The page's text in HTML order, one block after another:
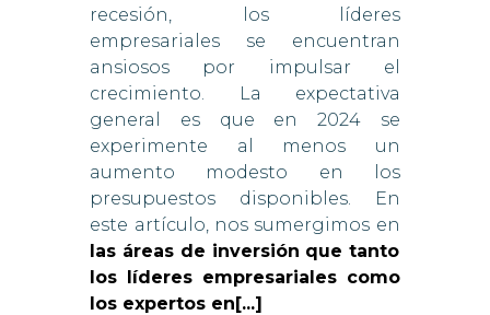
recesión, los líderes
empresariales se encuentran
ansiosos por impulsar el
crecimiento. La expectativa
general es que en 2024 se
experimente al menos un
aumento modesto en los
presupuestos disponibles. En
este artículo, nos sumergimos en
las áreas de inversión que tanto
los líderes empresariales como
los expertos en[...]